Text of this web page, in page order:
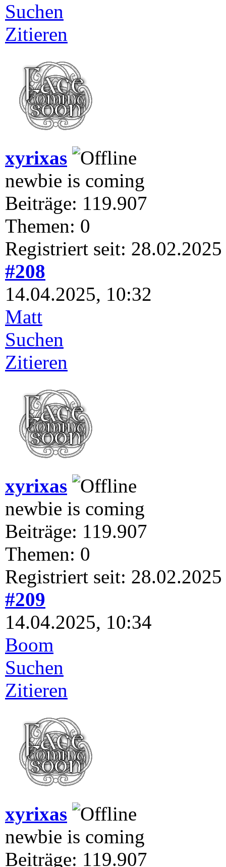
Suchen
Zitieren
xyrixas
newbie is coming
Beiträge: 119.907
Themen: 0
Registriert seit: 28.02.2025
#208
14.04.2025, 10:32
Matt
Suchen
Zitieren
xyrixas
newbie is coming
Beiträge: 119.907
Themen: 0
Registriert seit: 28.02.2025
#209
14.04.2025, 10:34
Boom
Suchen
Zitieren
xyrixas
newbie is coming
Beiträge: 119.907